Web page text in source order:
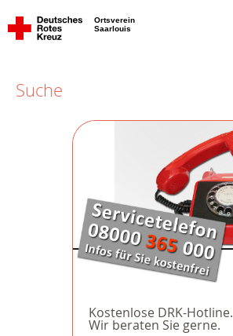
Ortsverein
Saarlouis
Suche
Kostenlose DRK-Hotline.
Wir beraten Sie gerne.